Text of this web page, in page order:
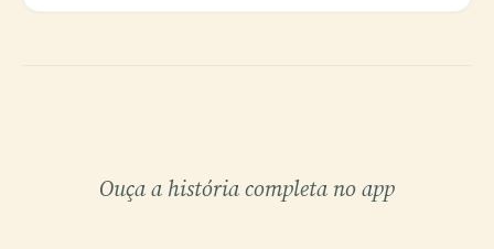
Ouça a história completa no app